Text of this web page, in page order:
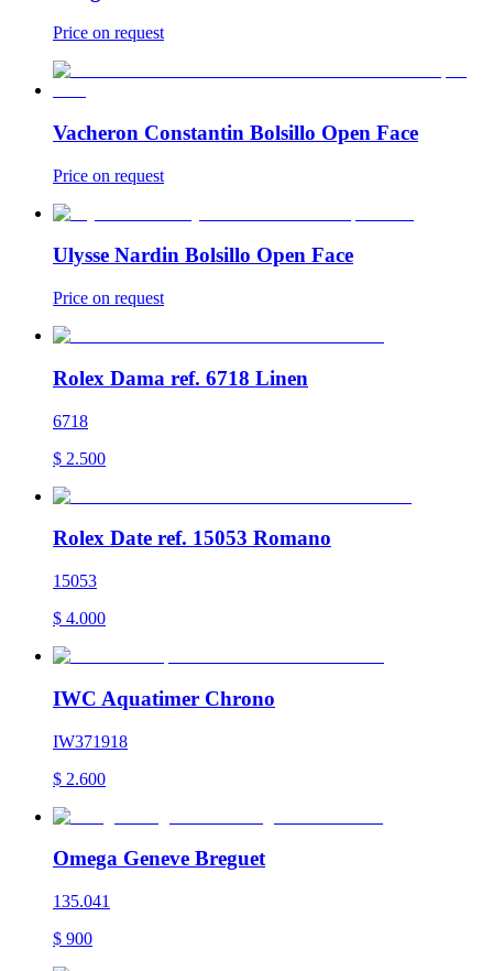
Price on request
Vacheron Constantin Bolsillo Open Face
Price on request
Ulysse Nardin Bolsillo Open Face
Price on request
Rolex Dama ref. 6718 Linen
6718
$ 2.500
Rolex Date ref. 15053 Romano
15053
$ 4.000
IWC Aquatimer Chrono
IW371918
$ 2.600
Omega Geneve Breguet
135.041
$ 900